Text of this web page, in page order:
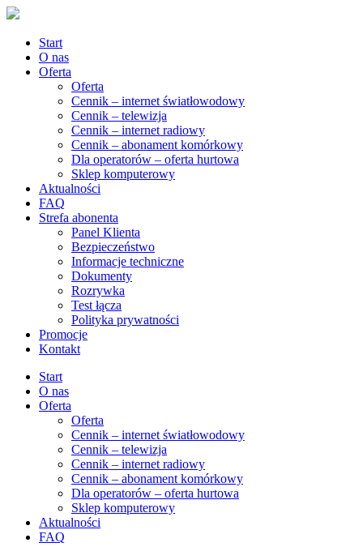
Start
O nas
Oferta
Oferta
Cennik – internet światłowodowy
Cennik – telewizja
Cennik – internet radiowy
Cennik – abonament komórkowy
Dla operatorów – oferta hurtowa
Sklep komputerowy
Aktualności
FAQ
Strefa abonenta
Panel Klienta
Bezpieczeństwo
Informacje techniczne
Dokumenty
Rozrywka
Test łącza
Polityka prywatności
Promocje
Kontakt
Start
O nas
Oferta
Oferta
Cennik – internet światłowodowy
Cennik – telewizja
Cennik – internet radiowy
Cennik – abonament komórkowy
Dla operatorów – oferta hurtowa
Sklep komputerowy
Aktualności
FAQ